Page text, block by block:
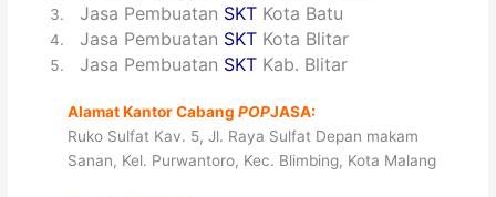
3Jasa Pembuatan SKT Kota Batu
4Jasa Pembuatan SKT Kota Blitar
5Jasa Pembuatan SKT Kab. Blitar
Alamat Kantor CabangPOPJASA:
Ruko Sulfat Kav. 5, Jl. Raya Sulfat Depan makam
Sanan, Kel. Purwantoro, Kec. Blimbing, Kota Malang